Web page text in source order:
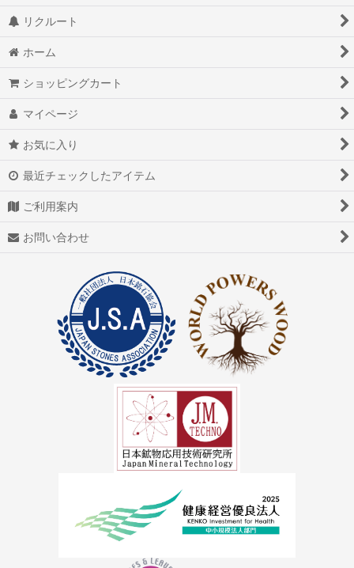
アイスクォーツ
アイリスクォーツ
アゼツライト
アフガナイト
アップルグリーンファントム
アベンチュリン
アレキサンドライト
リクルート
ホーム
ショッピングカート
マイページ
お気に入り
最近チェックしたアイテム
ご利用案内
お問い合わせ